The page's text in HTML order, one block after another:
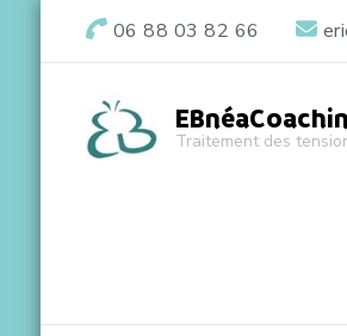
06 88 03 82 66
Traitement des